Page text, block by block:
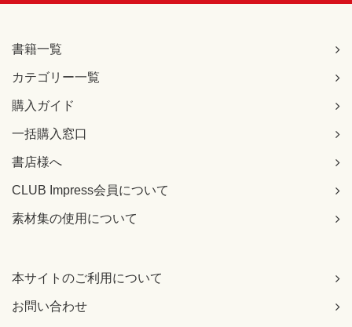
書籍一覧
カテゴリー一覧
購入ガイド
一括購入窓口
書店様へ
CLUB Impress会員について
素材集の使用について
本サイトのご利用について
お問い合わせ